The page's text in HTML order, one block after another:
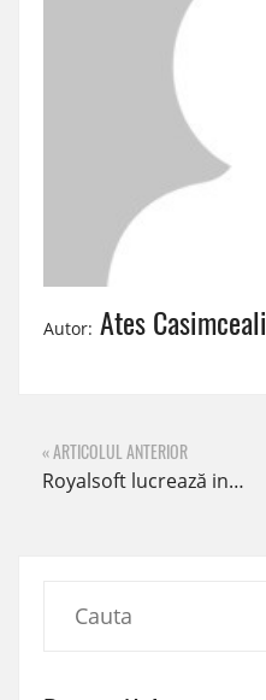
Autor: Ates Casimceali
« ARTICOLUL ANTERIOR
Royalsoft lucrează in perfectă sinergie pentru a le oferi clienților servicii digitale de calitate.